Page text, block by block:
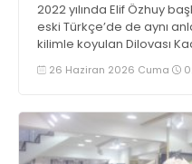
2022 yılında Elif Özhuy
eski Türkçe’de de aynı
kilimle koyulan Dilovası
Kooperatifi dördüncü
hazırlanıyor
26 Haziran 2026 Cuma